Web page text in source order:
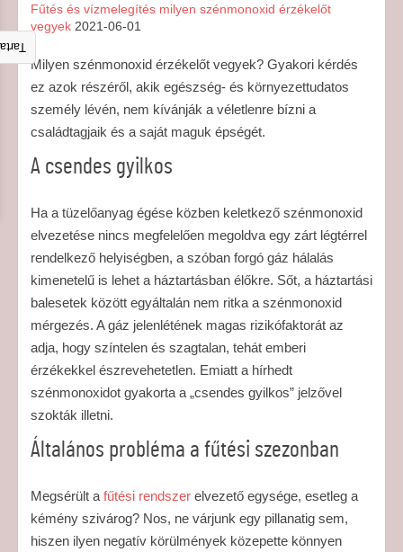
Fűtés és vízmelegítés milyen szénmonoxid érzékelőt
vegyek 2021-06-01
Milyen szénmonoxid érzékelőt vegyek? Gyakori kérdés
ez azok részéről, akik egészség- és környezettudatos
személy lévén, nem kívánják a véletlenre bízni a
családtagjaik és a saját maguk épségét.
A csendes gyilkos
Ha a tüzelőanyag égése közben keletkező szénmonoxid
elvezetése nincs megfelelően megoldva egy zárt légtérrel
rendelkező helyiségben, a szóban forgó gáz hálalás
kimenetelű is lehet a háztartásban élőkre. Sőt, a háztartási
balesetek között egyáltalán nem ritka a szénmonoxid
mérgezés. A gáz jelenlétének magas rizikófaktorát az
adja, hogy színtelen és szagtalan, tehát emberi
érzékekkel észrevehetetlen. Emiatt a hírhedt
szénmonoxidot gyakorta a „csendes gyilkos” jelzővel
szokták illetni.
Általános probléma a fűtési szezonban
Megsérült a fűtési rendszer elvezető egysége, esetleg a
kémény szivárog? Nos, ne várjunk egy pillanatig sem,
hiszen ilyen negatív körülmények közepette könnyen